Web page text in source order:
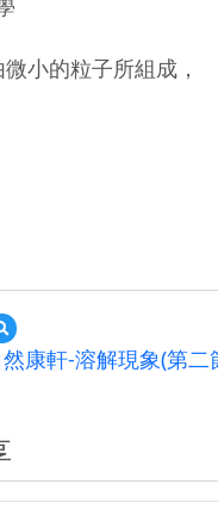
小的粒子所組成，
預
覽
教
照
片.png
康軒-溶解現象(第二